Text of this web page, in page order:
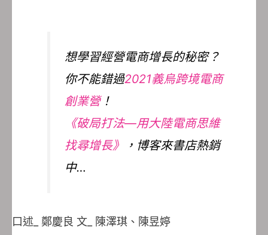
想學習經營電商增長的秘密？
你不能錯過2021義烏跨境電商
創業營！
《破局打法—用大陸電商思維
找尋增長》
，博客來書店熱銷
中…
口述_ 鄭慶良 文_ 陳澤琪、陳昱婷